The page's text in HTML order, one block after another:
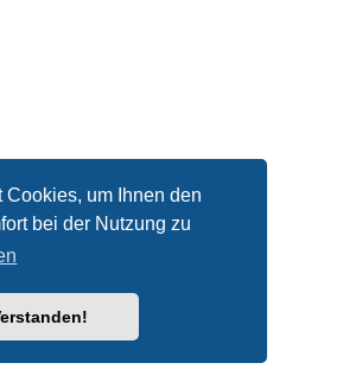
Cookies, um Ihnen den
bei der Nutzung zu